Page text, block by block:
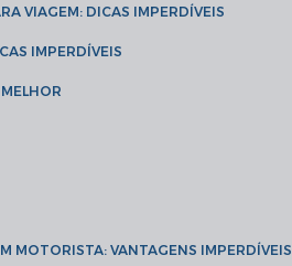
VIAGEM: DICAS IMPERDÍVEIS
IMPERDÍVEIS
MOTORISTA: VANTAGENS IMPERDÍVEIS